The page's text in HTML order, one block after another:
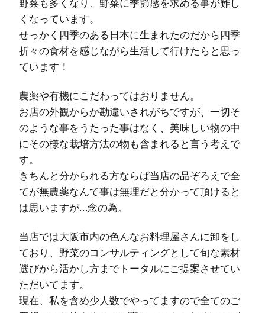
くなっています。
せっかく四季のある日本に生まれたのだから四季
折々の食材を感じながら生活して行けたらと思っ
ています！
農薬や有機にこだわってはおりません。
お店の外観からか勘違いされがちですが、一切そ
のような事をうたった事はなく、美味しい物の中
にその様な栽培方法の物も含まれると言う考えで
す。
きちんと分かられる方ならば当店の品ぞろえで全
てが無農薬なんて事は無理だと分かって頂けると
は思いますが…念の為。
当店では大阪市内の色んなお料理屋さんに卸をし
ており、野菜のコンサルティングとして旬な素材
選びから活かし方までトータルにご提案させてい
ただいてます。
現在、私を含め少人数でやってますので全てのご